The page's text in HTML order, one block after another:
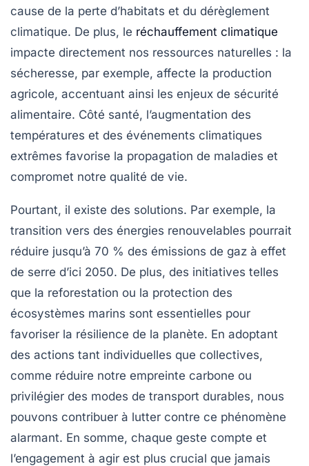
cause de la perte d’habitats et du dérèglement
climatique. De plus, le réchauffement climatique
impacte directement nos ressources naturelles : la
sécheresse, par exemple, affecte la production
agricole, accentuant ainsi les enjeux de sécurité
alimentaire. Côté santé, l’augmentation des
températures et des événements climatiques
extrêmes favorise la propagation de maladies et
compromet notre qualité de vie.
Pourtant, il existe des solutions. Par exemple, la
transition vers des énergies renouvelables pourrait
réduire jusqu’à 70 % des émissions de gaz à effet
de serre d’ici 2050. De plus, des initiatives telles
que la reforestation ou la protection des
écosystèmes marins sont essentielles pour
favoriser la résilience de la planète. En adoptant
des actions tant individuelles que collectives,
comme réduire notre empreinte carbone ou
privilégier des modes de transport durables, nous
pouvons contribuer à lutter contre ce phénomène
alarmant. En somme, chaque geste compte et
l’engagement à agir est plus crucial que jamais